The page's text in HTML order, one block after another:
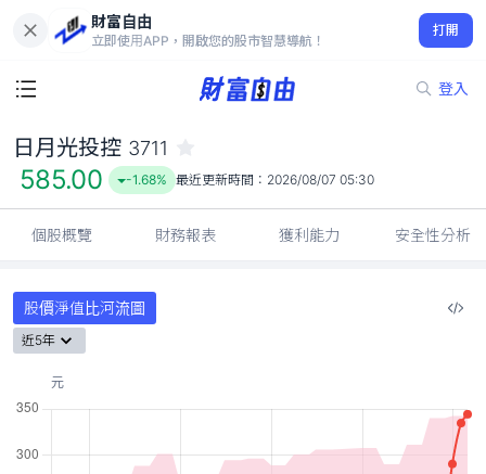
財富自由
立即使用APP，開啟您的股市智慧導航！
打開
登入
585.00
-1.68%
日月光投控 3711
585.00 -1.68% 最近更新時間： 2026/08/07 05:30
個股概覽 財務報表 獲利能力 安全性分析
股價淨值比河流圖
近5年